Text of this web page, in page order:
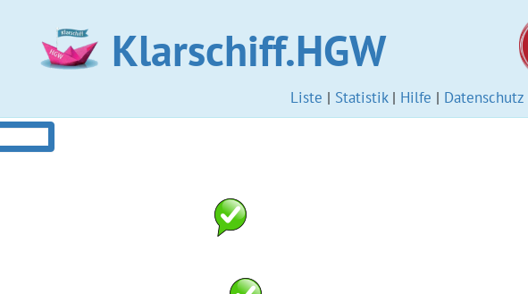
Klarschiff.HGW
Liste | Statistik| Hilfe | Datenschutz